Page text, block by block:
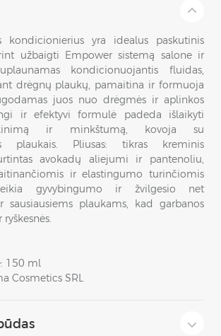
kondicionierius yra idealus paskutinis
užbaigti Empower sistemą salone ir
kondicionuojantis fluidas,
drėgnų plaukų, pamaitina ir formuoja
juos nuo drėgmės ir aplinkos
ir efektyvi formulė padeda išlaikyti
ir minkštumą, kovoja su
plaukais. Pliusas: tikras kreminis
avokadų aliejumi ir pantenoliu,
ir elastingumo turinčiomis
gyvybingumo ir žvilgesio net
sausiausiems plaukams, kad garbanos
150 ml
Cosmetics SRL